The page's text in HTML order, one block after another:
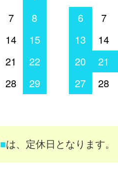
7
8
14
15
21
22
28
29
6
7
13
14
20
21
27
28
■は、定休日となります。